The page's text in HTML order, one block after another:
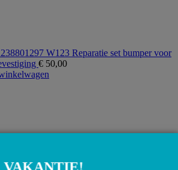
W123 Reparatie set bumper voor
€ 50,00